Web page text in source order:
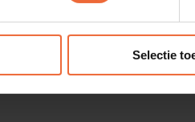
Selectie
geeft het meest actuele
veel soepeler.